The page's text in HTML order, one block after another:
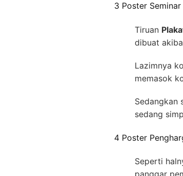
3 Poster Seminar
Tiruan
dibuat
Lazimnya
memasok
Sedangkan
sedang
4 Poster
Seperti